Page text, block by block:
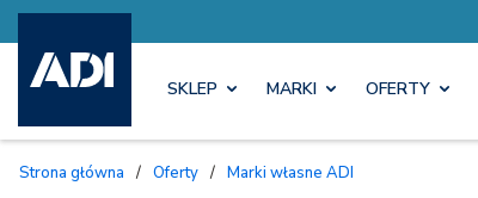
SKLEP MARKI OFERTY
Strona główna / Oferty / Marki własne ADI